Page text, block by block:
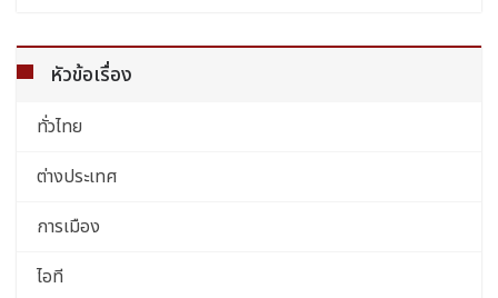
หัวข้อเรื่อง
ทั่วไทย
ต่างประเทศ
การเมือง
ไอที